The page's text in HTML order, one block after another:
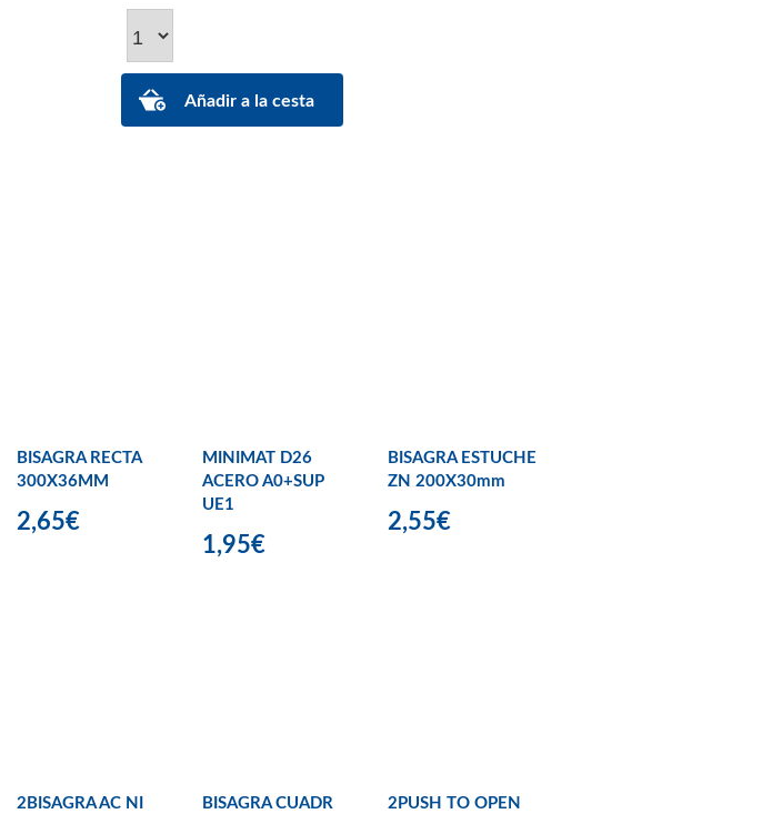
BISAGRA RECTA
300X36MM
2,65€
MINIMAT D26
ACERO A0+SUP
UE1
1,95€
BISAGRA ESTUCHE
ZN 200X30mm
2,55€
2BISAGRA AC NI
BISAGRA CUADR
2PUSH TO OPEN